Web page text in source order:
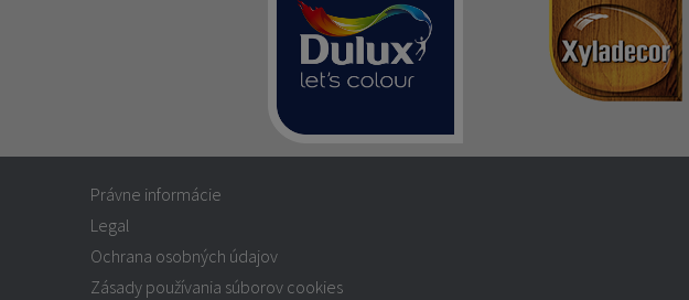
Právne informácie
Legal
Ochrana osobných údajov
Zásady používania súborov cookies